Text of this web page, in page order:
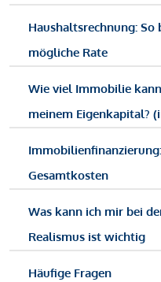
Haushaltsrechnung: So
mögliche Rate
Wie viel Immobilie
meinem Eigenkapital?
Gesamtkosten
Was kann ich mir bei
Realismus ist wichtig
Häufige Fragen